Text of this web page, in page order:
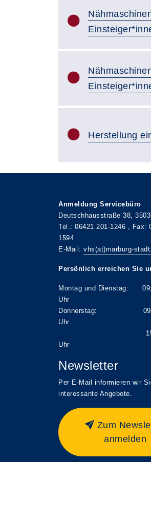
Herstellung
Anmeldung Servicebüro
Deutschhausstraße 38,
Tel.: 06421 201-1246 , Fax:
1594
E-Mail: vhs(at)marburg-
Persönlich erreichen Sie
Montag und Dienstag:
Uhr
Donnerstag: 09:00
Uhr
15:00 -
Uhr
Newsletter
Per E-Mail informieren wir
interessante Angebote.
Zum
anmelden